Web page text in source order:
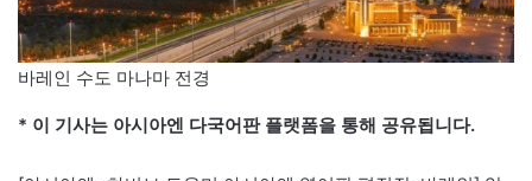
바레인 수도 마나마 전경
* 이 기사는 아시아엔 다국어판 플랫폼을 통해 공유됩니다.